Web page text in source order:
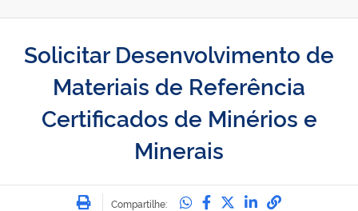
Solicitar Desenvolvimento de
Materiais de Referência
Certificados de Minérios e
Minerais
Imprimir
Compartilhe: Compartilhe no
Compartilhe no
Compartilhe no
Compartilhe